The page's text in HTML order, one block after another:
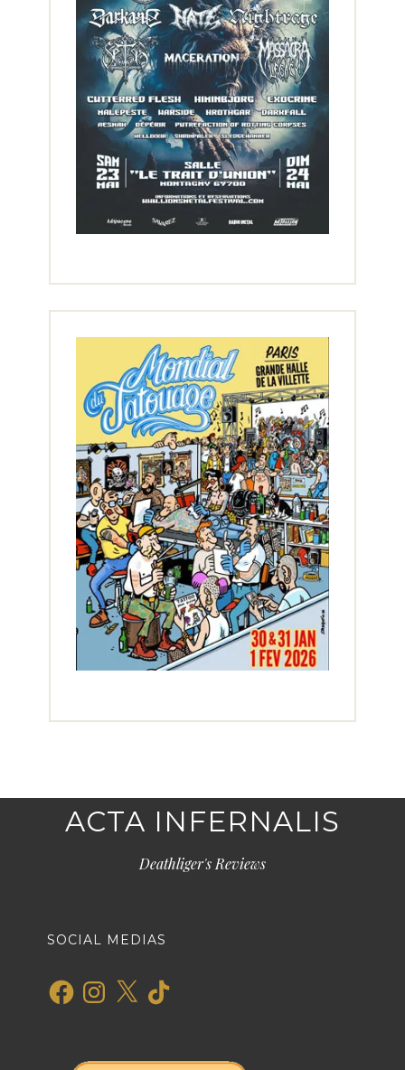
ACTA INFERNALIS
Deathliger's Reviews
SOCIAL MEDIAS
FacebookInstagram
X TikTok